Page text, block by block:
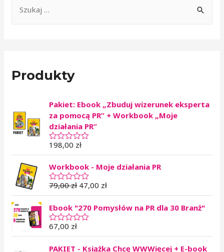
Produkty
Pakiet: Ebook „Zbuduj wizerunek eksperta
za pomocą PR” + Workbook „Moje
działania PR”
O
c
n
i
o
0
n
a
5
198,00 zł
Workbook - Moje działania PR
O
c
n
i
o
0
79,00zł 47,00 zł
Ebook "270 Pomysłów na PR dla 30 Branż"
O
c
67,00 zł
PAKIET - Książka Chcę WWWięcej + E-book